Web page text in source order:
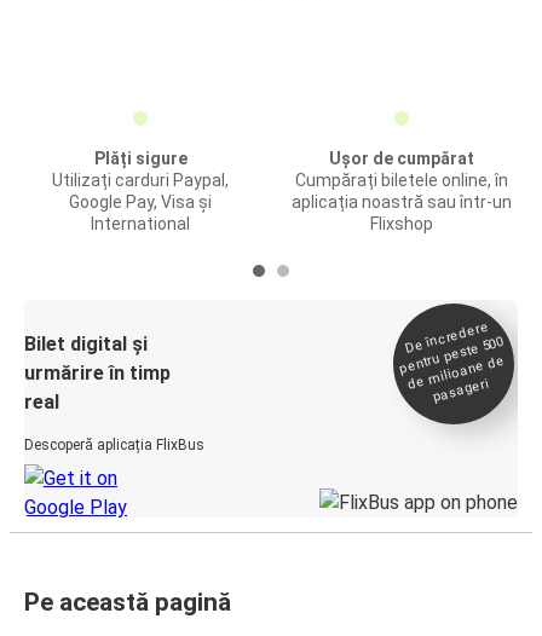
Plăți sigure
Utilizați carduri Paypal,
Google Pay, Visa și
International
Ușor de cumpărat
Cumpărați biletele online, în
aplicația noastră sau într-un
Flixshop
Bilet digital și
urmărire în timp
real
Descoperă aplicația FlixBus
De încredere
pentru peste 500
de
milioane de
pasageri
Pe această pagină